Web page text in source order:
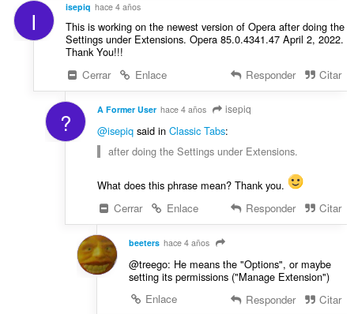
I isepiq hace 4 años
This is working on the newest version of Opera after doing the
Settings under Extensions. Opera 85.0.4341.47 April 2, 2022.
Thank You!!!
Cerrar
Enlace Responder Citar
? A Former User hace 4 años isepiq
@isepiqsaid in Classic Tabs:
after doing the Settings under Extensions.
What does this phrase mean? Thank you.
Cerrar
Enlace Responder Citar
beeters hace 4 años
@treego: He means the "Options", or maybe
setting its permissions ("Manage Extension")
Enlace
Responder Citar